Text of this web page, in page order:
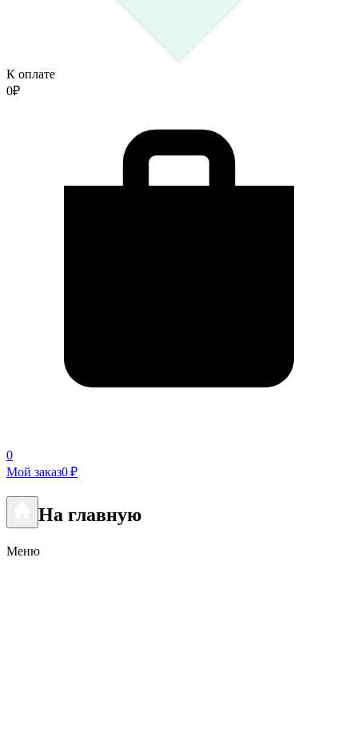
К оплате
0₽
0
Мой заказ0 ₽
На главную
Меню